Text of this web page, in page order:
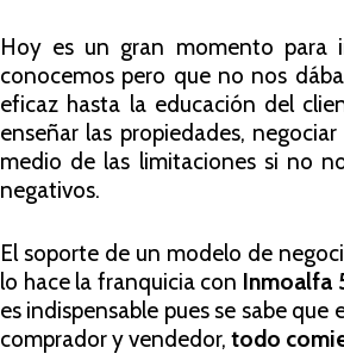
Hoy es un gran momento para
conocemos pero que no nos
eficaz hasta la educación del
enseñar las propiedades,
medio de las limitaciones si no
negativos.
El soporte de un modelo de
lo hace la franquicia con Inmoalfa
es indispensable pues se sabe
comprador y vendedor, todo